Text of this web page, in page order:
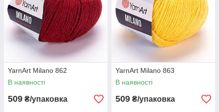
YarnArt Milano 862
В наявності
509 ₴/упаковка
YarnArt Milano 863
В наявності
509 ₴/упаковка